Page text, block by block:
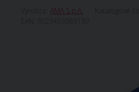
Výrobce:AMA S.p.A.